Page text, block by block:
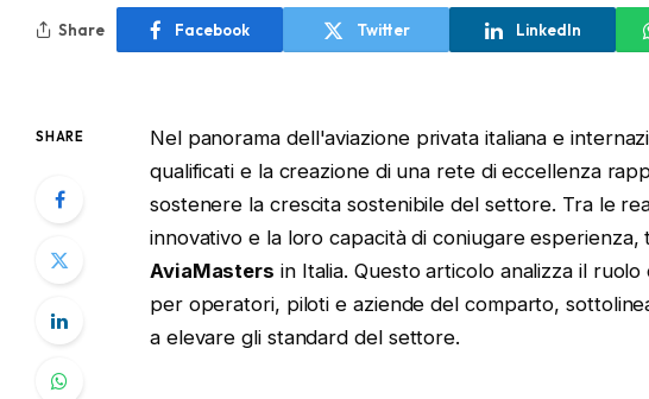
Share Facebook Twitter LinkedIn
SHARE
Nel panorama dell'aviazione privata italiana e
qualificati e la creazione di una rete di eccellenza
sostenere la crescita sostenibile del settore. Tra le
innovativo e la loro capacità di coniugare
AviaMasters in Italia. Questo articolo analizza il
per operatori, piloti e aziende del comparto,
a elevare gli standard del settore.